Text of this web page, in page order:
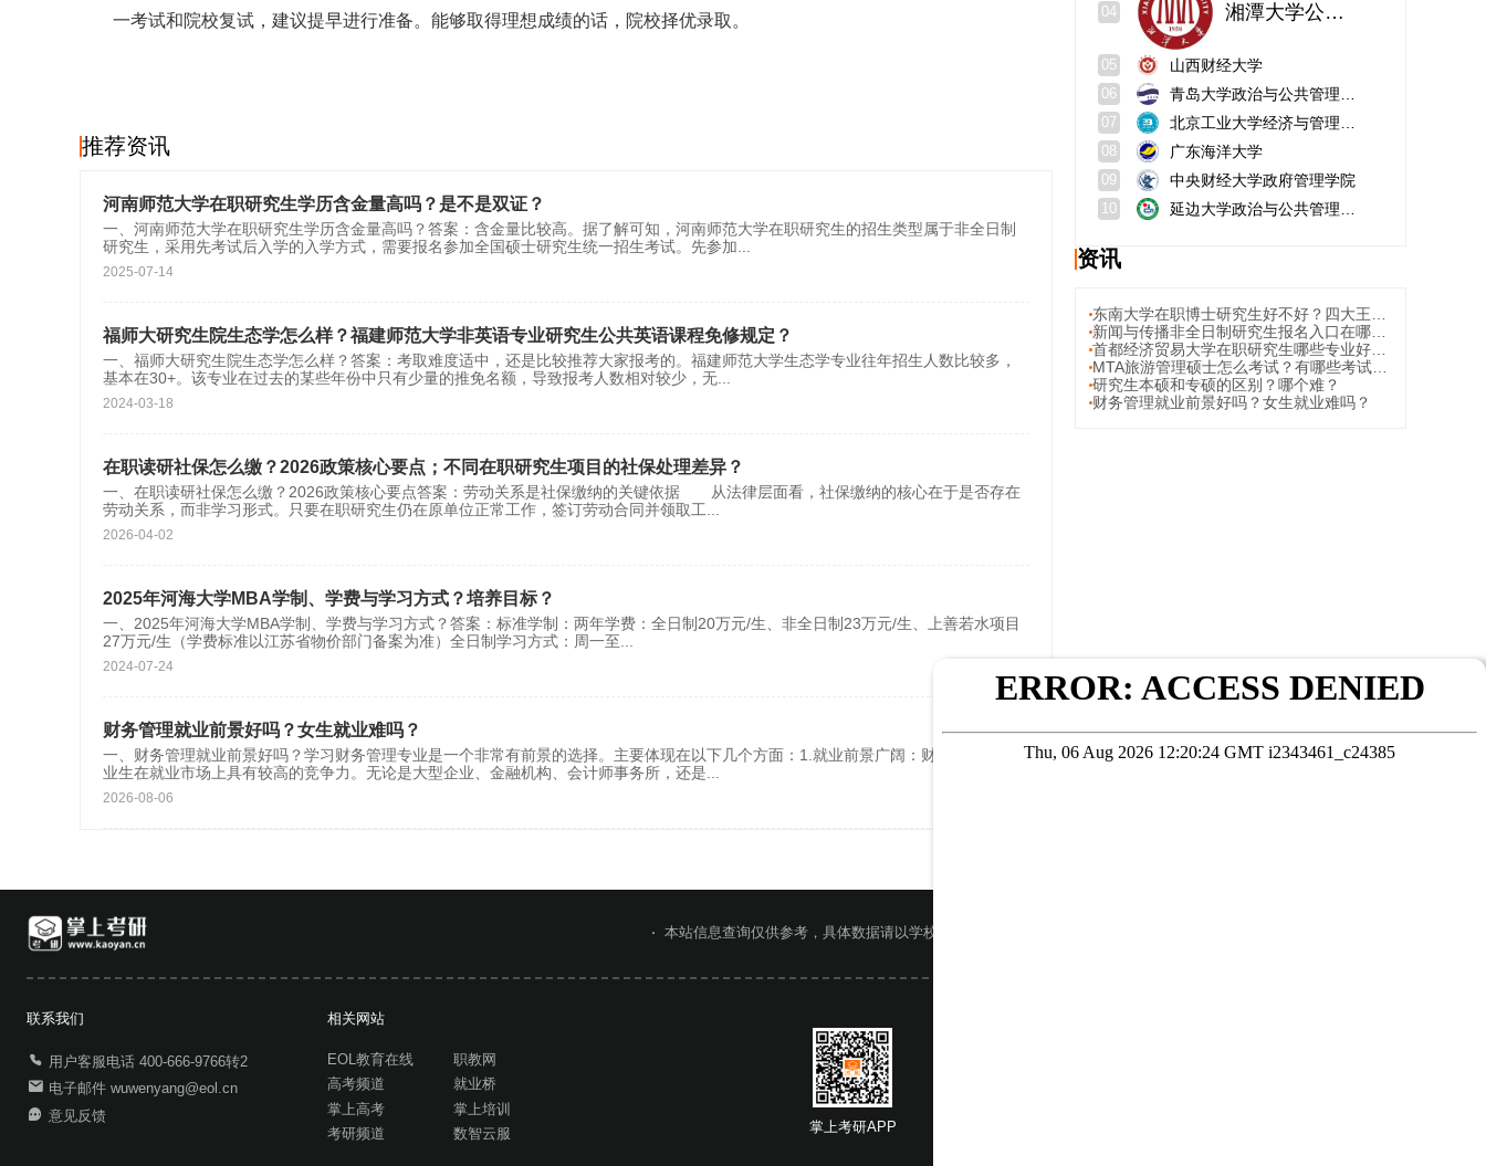
一考试和院校复试，建议提早进行准备。能够取得理想成绩的话，院校择优录取。
推荐资讯
河南师范大学在职研究生学历含金量高吗？是不是双证？
一、河南师范大学在职研究生学历含金量高吗？答案：含金量比较高。据了解可知，河南师范大学在职研究生的招生类型属于非全日制
研究生，采用先考试后入学的入学方式，需要报名参加全国硕士研究生统一招生考试。先参加
2025-07-14
福师大研究生院生态学怎么样？福建师范大学非英语专业研究生公共英语课程免修规定？
一、福师大研究生院生态学怎么样？答案：考取难度适中，还是比较推荐大家报考的。福建师范大学生态学专业往年招生人数比较多，
基本在30+。该专业在过去的某些年份中只有少量的推免名额，导致报考人数相对较少，无
2024-03-18
在职读研社保怎么缴？2026政策核心要点；不同在职研究生项目的社保处理差异？
一、在职读研社保怎么缴？2026政策核心要点答案：劳动关系是社保缴纳的关键依据 从法律层面看，社保缴纳的核心在于是否存在
劳动关系，而非学习形式。只要在职研究生仍在原单位正常工作，签订劳动合同并领取工
2026-04-02
2025年河海大学MBA学制、学费与学习方式？培养目标？
一、2025年河海大学MBA学制、学费与学习方式？答案：标准学制：两年学费：全日制20万元/生、非全日制23万元/生、上善若水项目
27万元/生（学费标准以江苏省物价部门备案为准）全日制学习方式：周一至
2024-07-24
财务管理就业前景好吗？女生就业难吗？
一、财务管理就业前景好吗？学习财务管理专业是一个非常有前景的选择。主要体现在以下几个方面：1.就业前景广阔：财务管理专业毕
业生在就业市场上具有较高的竞争力。无论是大型企业、金融机构、会计师事务所，还是
2026-08-06
04 湘潭大学公共管理学院
05 山西财经大学
06
07
08 广东海洋大学
09 中央财经大学政府管理学院
10
资讯
研究生本硕和专硕的区别？哪个难？
财务管理就业前景好吗？女生就业难吗？
本站信息查询仅供参考，具体数据请以学校官网或考试院公布为准
联系我们
用户客服电话 400-666-9766转2
电子邮件 wuwenyang@eol.cn
意见反馈
相关网站
EOL教育在线
高考频道
掌上高考
考研频道
职教网
就业桥
掌上培训
数智云服
掌上考研APP